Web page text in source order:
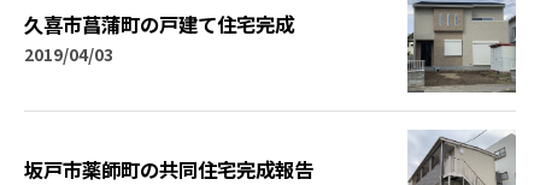
久喜市菖蒲町の戸建て住宅完成
2019/04/03
坂戸市薬師町の共同住宅完成報告